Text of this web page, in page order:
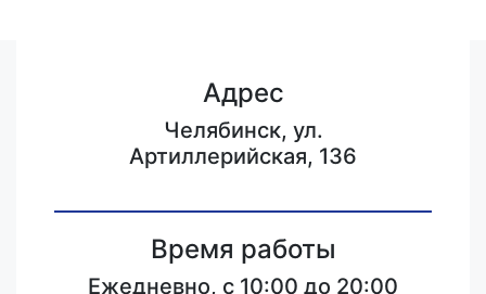
Адрес
Челябинск, ул.
Артиллерийская, 136
Время работы
Ежедневно, с 10:00 до 20:00